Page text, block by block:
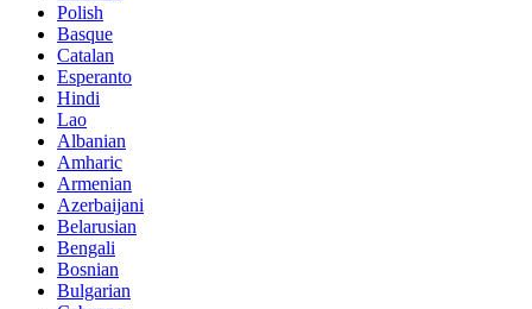
Polish
Basque
Catalan
Esperanto
Hindi
Lao
Albanian
Amharic
Armenian
Azerbaijani
Belarusian
Bengali
Bosnian
Bulgarian